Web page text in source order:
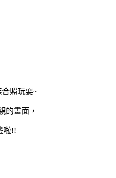
合照玩耍~
的畫面，
啦!!